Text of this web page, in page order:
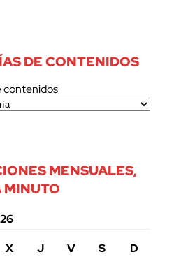
DE CONTENIDOS
contenidos
MENSUALES,
MINUTO
X J V S
D